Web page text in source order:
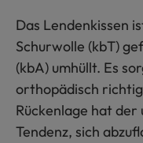
Das Lendenkissen
Schurwolle (kbT)
(kbA) umhüllt. Es
orthopädisch
Rückenlage hat
Tendenz, sich